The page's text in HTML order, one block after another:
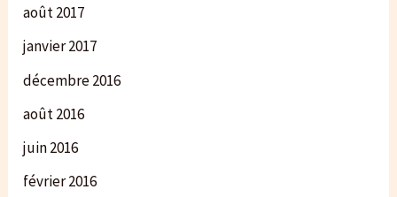
août 2017
janvier 2017
décembre 2016
août 2016
juin 2016
février 2016